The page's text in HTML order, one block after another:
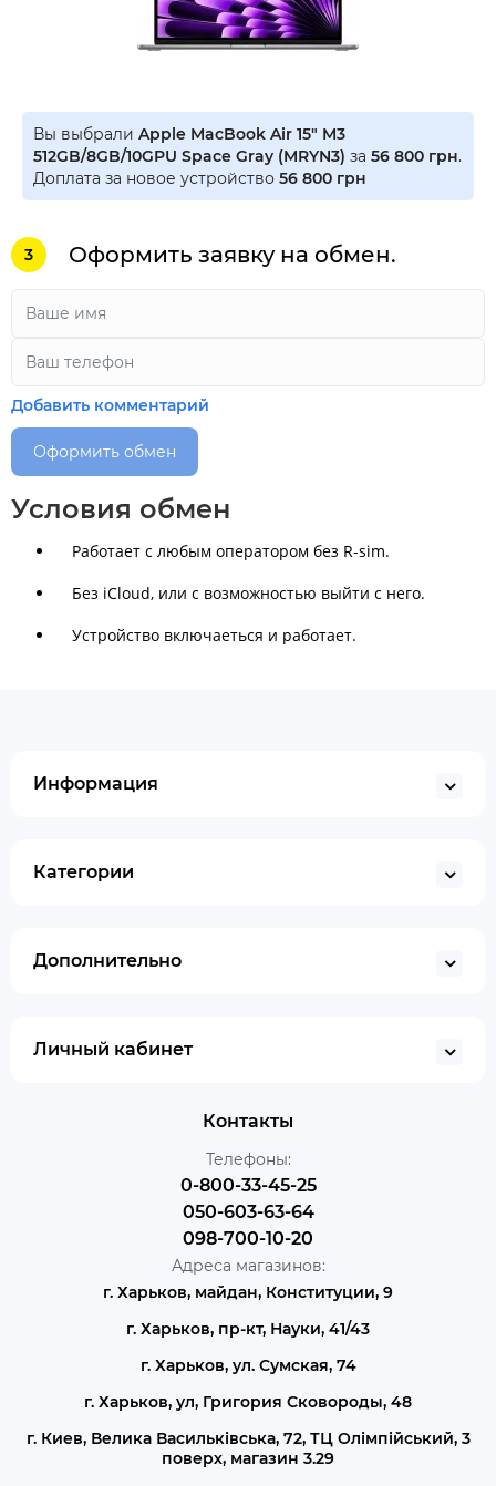
Вы выбрали Apple MacBook Air 15" M3
512GB/8GB/10GPU Space Gray (MRYN3) за 56 800 грн.
Доплата за новое устройство 56 800 грн
3 Оформить заявку на обмен.
Добавить комментарий
Оформить обмен
Условия обмен
Работает с любым оператором без R-sim.
Без iСloud, или с возможностью выйти с него.
Устройство включаеться и работает.
Информация
Категории
Дополнительно
Личный кабинет
Контакты
Телефоны:
0-800-33-45-25
050-603-63-64
098-700-10-20
Адреса магазинов:
г. Харьков, майдан, Конституции, 9
г. Харьков, пр-кт, Науки, 41/43
г. Харьков, ул. Сумская, 74
г. Харьков, ул, Григория Сковороды, 48
г. Киев, Велика Васильківська, 72, ТЦ Олімпійський, 3
поверх, магазин 3.29